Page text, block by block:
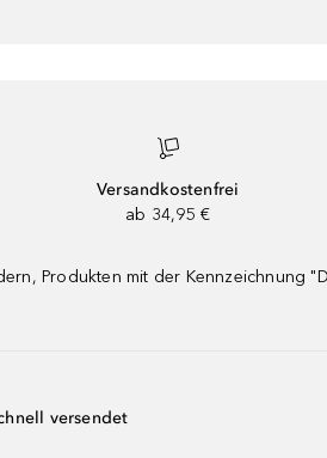
Versandkostenfrei
ab 34,95 €
Produkten mit der
versendet